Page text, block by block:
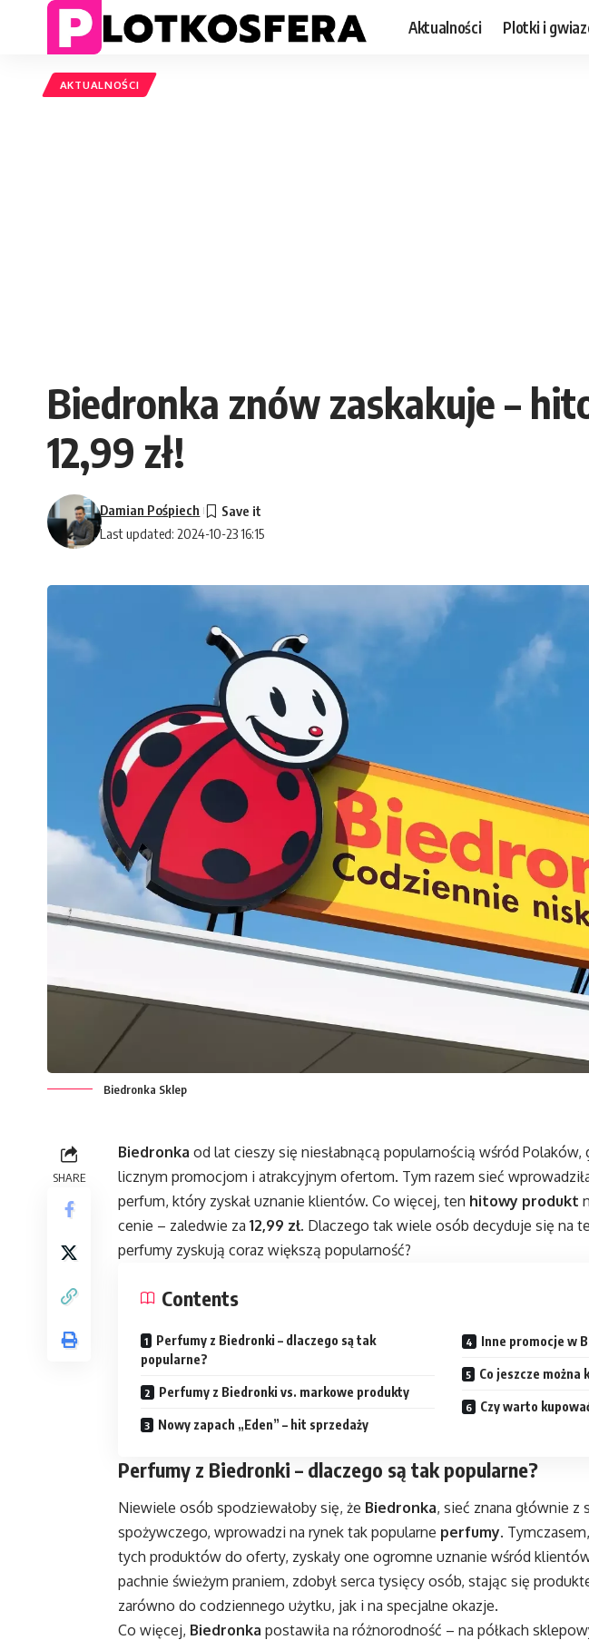
Aktualności Plotki i
AKTUALNOŚCI
Biedronka znów zaskakuje –
12,99 zł!
Last updated: 2024-10-23 16:15
Damian Pośpiech
Biedronka Sklep
SHARE
Biedronka od lat cieszy się niesłabnącą popularnością wśród
licznym promocjom i atrakcyjnym ofertom. Tym razem sieć
perfum, który zyskał uznanie klientów. Co więcej, ten hitowy produkt
cenie – zaledwie za 12,99 zł. Dlaczego tak wiele osób decyduje się na
perfumy zyskują coraz większą popularność?
Contents
Perfumy z Biedronki – dlaczego są tak
popularne?
Perfumy z Biedronki vs. markowe produkty
Nowy zapach „Eden” – hit sprzedaży
Inne promocje w
Co jeszcze można
Czy warto
Perfumy z Biedronki – dlaczego są tak popularne?
Niewiele osób spodziewałoby się, że Biedronka, sieć znana głównie
spożywczego, wprowadzi na rynek tak popularne perfumy.
tych produktów do oferty, zyskały one ogromne uznanie wśród
pachnie świeżym praniem, zdobył serca tysięcy osób, stając się
zarówno do codziennego użytku, jak i na specjalne okazje.
Co więcej, Biedronka postawiła na różnorodność – na półkach